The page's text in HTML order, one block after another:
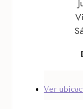
Ver